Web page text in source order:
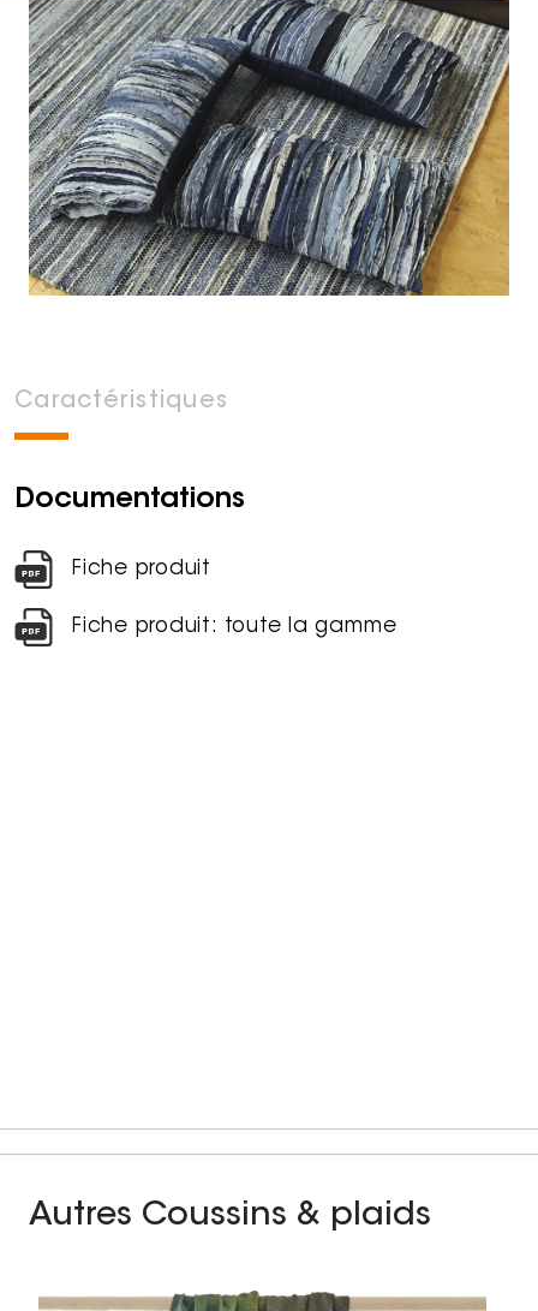
Caractéristiques
Documentations
Fiche produit
Fiche produit: toute la gamme
Autres Coussins & plaids